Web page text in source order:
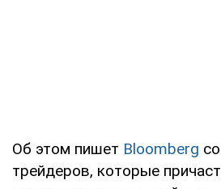
Об этом пишет Bloomberg
трейдеров, которые